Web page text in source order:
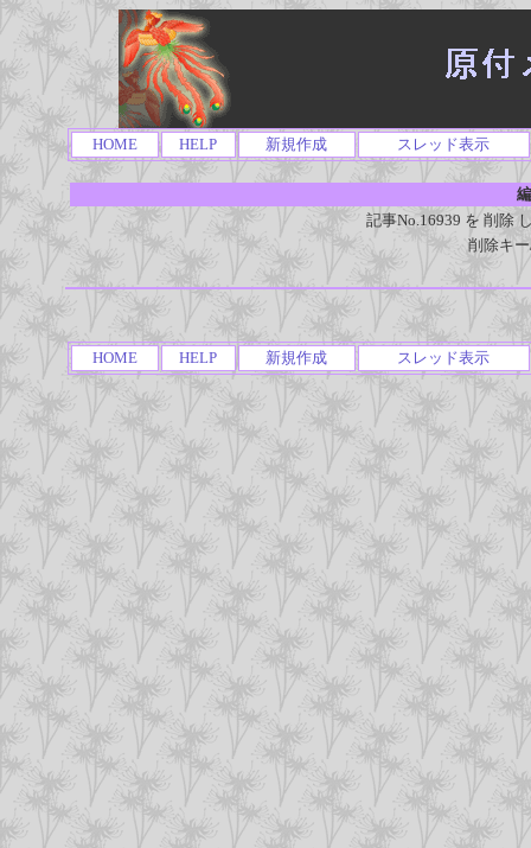
HOME HELP 新規作成 スレッド表示
記事No.16939 を 削除
削除キ
HOME HELP 新規作成 スレッド表示